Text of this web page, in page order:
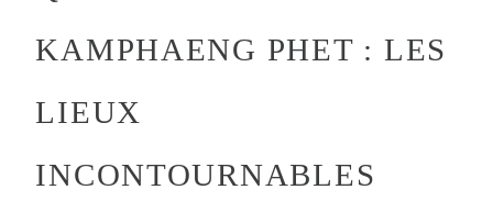
KAMPHAENG PHET : LES
LIEUX
INCONTOURNABLES